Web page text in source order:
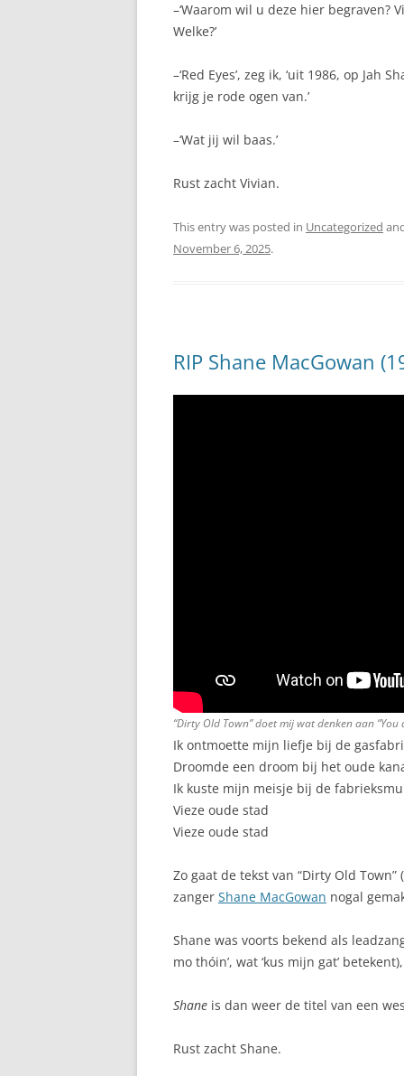
–‘Waarom wil u deze hier begraven?
Welke?’
–‘Red Eyes’, zeg ik, ‘uit 1986, op
krijg je rode ogen van.’
–‘Wat jij wil baas.’
Rust zacht Vivian.
This entry was posted in Uncategorized
November 6, 2025.
RIP Shane MacGowan
“Dirty Old Town” doet mij wat denken aan “You
Ik ontmoette mijn liefje bij de
Droomde een droom bij het oude
Ik kuste mijn meisje bij de
Vieze oude stad
Vieze oude stad
Zo gaat de tekst van “Dirty Old
zanger Shane MacGowan nogal
Shane was voorts bekend als
mo thóin’, wat ‘kus mijn gat’
Shane is dan weer de titel van een
Rust zacht Shane.